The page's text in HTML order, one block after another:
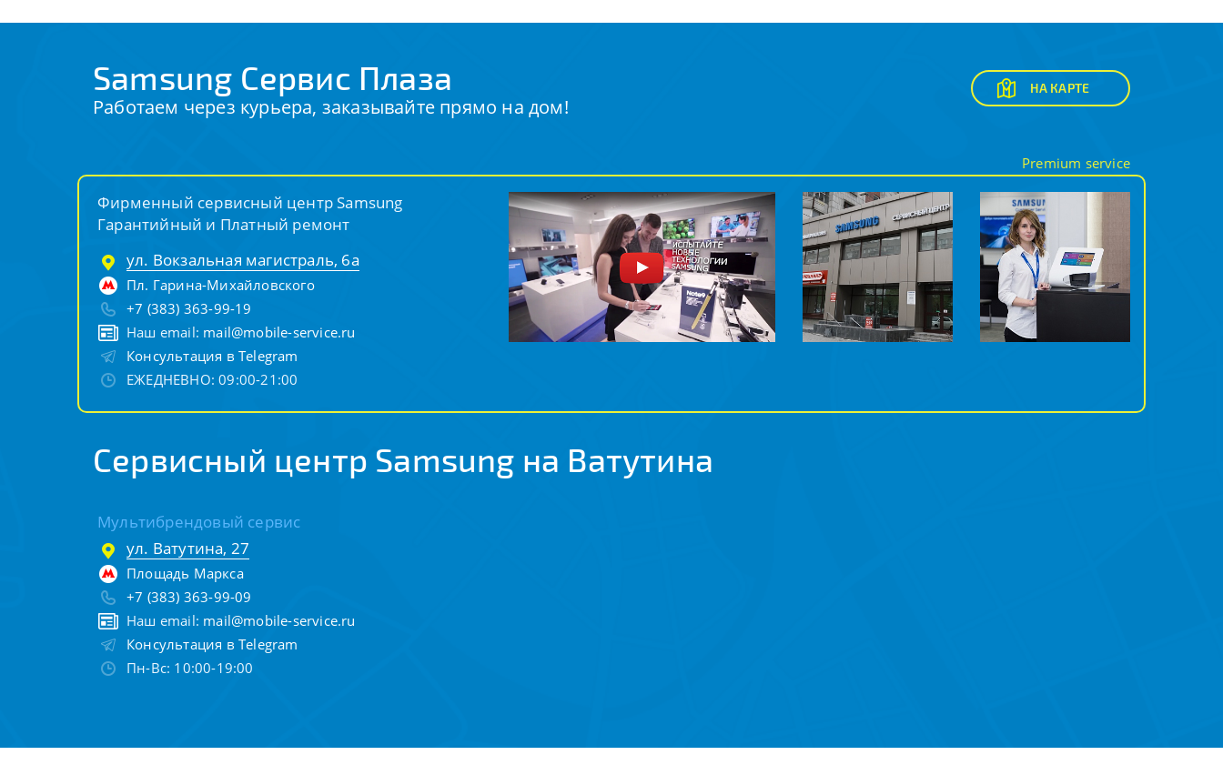
Samsung Сервис Плаза
Работаем через курьера, заказывайте прямо на дом!
НА КАРТЕ
Фирменный сервисный центр Samsung
Гарантийный и Платный ремонт
ул. Вокзальная магистраль, 6а
Пл. Гарина-Михайловского
+7 (383) 363-99-19
Наш email: mail@mobile-service.ru
Консультация в Telegram
ЕЖЕДНЕВНО: 09:00-21:00
Premium service
Сервисный центр Samsung на Ватутина
Мультибрендовый сервис
ул. Ватутина, 27
Площадь Маркса
+7 (383) 363-99-09
Наш email: mail@mobile-service.ru
Консультация в Telegram
Пн-Вс: 10:00-19:00